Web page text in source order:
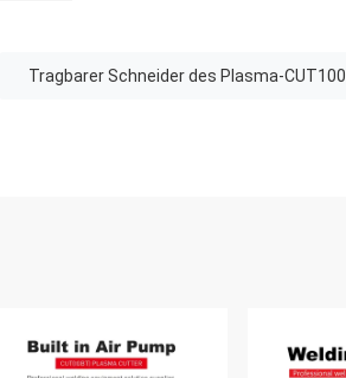
Tragbarer Schneider des Plasma-CUT100